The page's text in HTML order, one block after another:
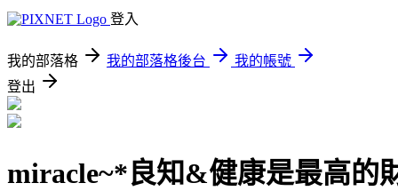
登入
我的部落格 我的部落格後台
我的帳號
登出
miracle~*良知&健康是最高的